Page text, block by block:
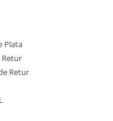
Plata
Retur
Retur